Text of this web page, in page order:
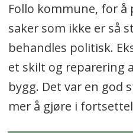
Follo kommune, for å
saker som ikke er så
behandles politisk.
et skilt og reparering
bygg. Det var en god
mer å gjøre i